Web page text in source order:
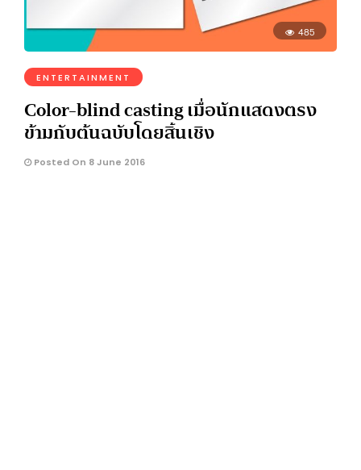
485
ENTERTAINMENT
Color-blind casting เมื่อนักแสดงตรง
ข้ามกับต้นฉบับโดยสิ้นเชิง
Posted On 8 June 2016